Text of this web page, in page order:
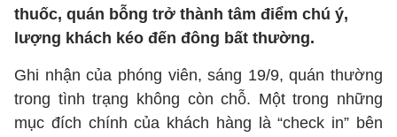
thuốc, quán bỗng trở thành tâm điểm chú ý,
lượng khách kéo đến đông bất thường.
Ghi nhận của phóng viên, sáng 19/9, quán thường
trong tình trạng không còn chỗ. Một trong những
mục đích chính của khách hàng là “check in” bên